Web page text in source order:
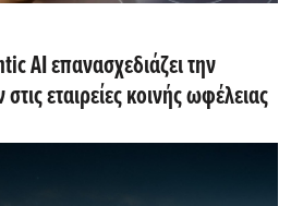
AI επανασχεδιάζει την
εταιρείες κοινής ωφέλειας